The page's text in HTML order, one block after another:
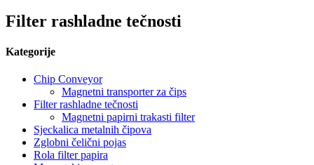
Filter rashladne tečnosti
Kategorije
Chip Conveyor
Magnetni transporter za čips
Filter rashladne tečnosti
Magnetni papirni trakasti filter
Sjeckalica metalnih čipova
Zglobni čelični pojas
Rola filter papira